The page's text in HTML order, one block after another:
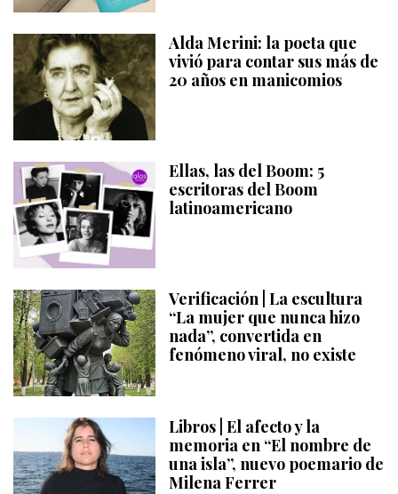
Alda Merini: la poeta que
vivió para contar sus más de
20 años en manicomios
Ellas, las del Boom: 5
escritoras del Boom
latinoamericano
Verificación | La escultura
“La mujer que nunca hizo
nada”, convertida en
fenómeno viral, no existe
Libros | El afecto y la
memoria en “El nombre de
una isla”, nuevo poemario de
Milena Ferrer